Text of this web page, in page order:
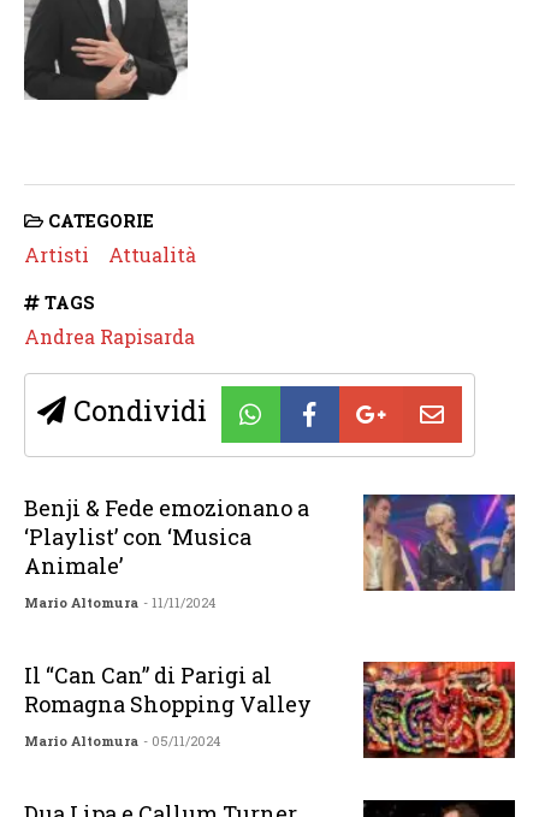
CATEGORIE
Artisti Attualità
TAGS
Andrea Rapisarda
Condividi
Benji & Fede emozionano a
‘Playlist’ con ‘Musica
Animale’
Mario Altomura - 11/11/2024
Il “Can Can” di Parigi al
Romagna Shopping Valley
Mario Altomura - 05/11/2024